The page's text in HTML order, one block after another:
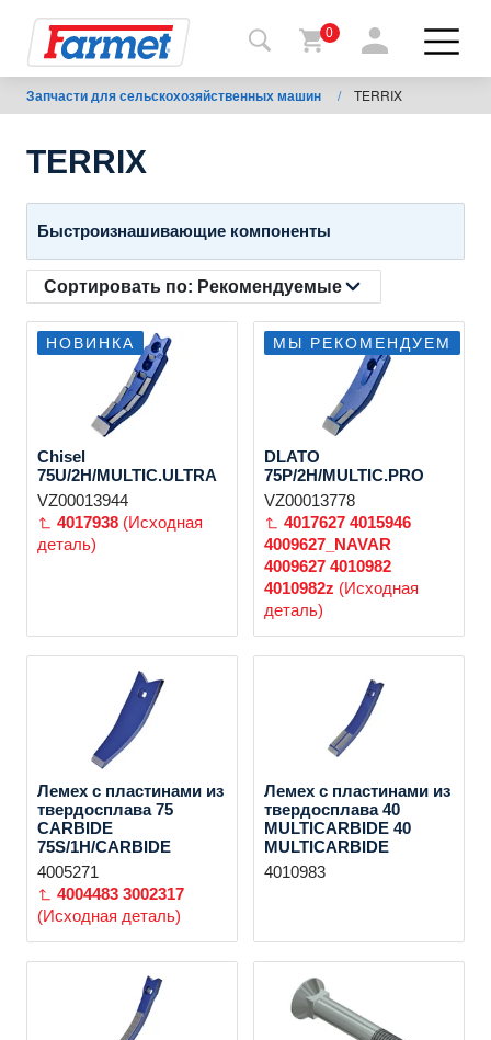
Назад
на
шоп
Мои
машины
скачиванию
0
Запчасти для сельскохозяйственных машин / TERRIX
TERRIX
Быстроизнашивающие компоненты
Сортировать по: Рекомендуемые
НОВИНКА
Chisel
75U/2H/MULTIC.ULTRA
VZ00013944
4017938 (Исходная
деталь)
МЫ РЕКОМЕНДУЕМ
DLATO
75P/2H/MULTIC.PRO
VZ00013778
4017627 4015946
4009627_NAVAR
4009627 4010982
4010982z (Исходная
деталь)
Лемех с пластинами из
твердосплава 75
CARBIDE
75S/1H/CARBIDE
4005271
4004483 3002317
(Исходная деталь)
Лемех с пластинами из
твердосплава 40
MULTICARBIDE 40
MULTICARBIDE
4010983